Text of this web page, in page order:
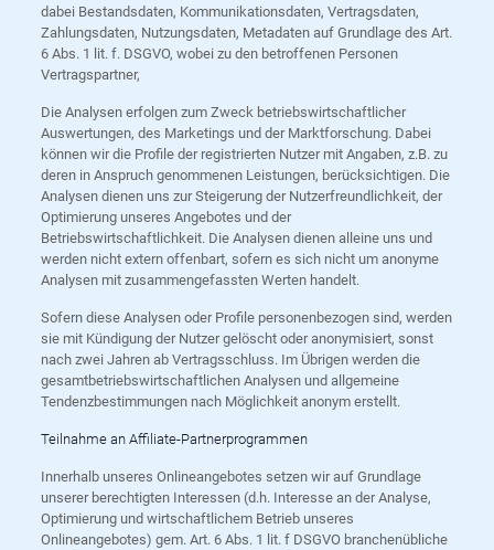
dabei Bestandsdaten, Kommunikationsdaten, Vertragsdaten,
Zahlungsdaten, Nutzungsdaten, Metadaten auf Grundlage des Art.
6 Abs. 1 lit. f. DSGVO, wobei zu den betroffenen Personen
Vertragspartner,
Die Analysen erfolgen zum Zweck betriebswirtschaftlicher
Auswertungen, des Marketings und der Marktforschung. Dabei
können wir die Profile der registrierten Nutzer mit Angaben, z.B. zu
deren in Anspruch genommenen Leistungen, berücksichtigen. Die
Analysen dienen uns zur Steigerung der Nutzerfreundlichkeit, der
Optimierung unseres Angebotes und der
Betriebswirtschaftlichkeit. Die Analysen dienen alleine uns und
werden nicht extern offenbart, sofern es sich nicht um anonyme
Analysen mit zusammengefassten Werten handelt.
Sofern diese Analysen oder Profile personenbezogen sind, werden
sie mit Kündigung der Nutzer gelöscht oder anonymisiert, sonst
nach zwei Jahren ab Vertragsschluss. Im Übrigen werden die
gesamtbetriebswirtschaftlichen Analysen und allgemeine
Tendenzbestimmungen nach Möglichkeit anonym erstellt.
Teilnahme an Affiliate-Partnerprogrammen
Innerhalb unseres Onlineangebotes setzen wir auf Grundlage
unserer berechtigten Interessen (d.h. Interesse an der Analyse,
Optimierung und wirtschaftlichem Betrieb unseres
Onlineangebotes) gem. Art. 6 Abs. 1 lit. f DSGVO branchenübliche